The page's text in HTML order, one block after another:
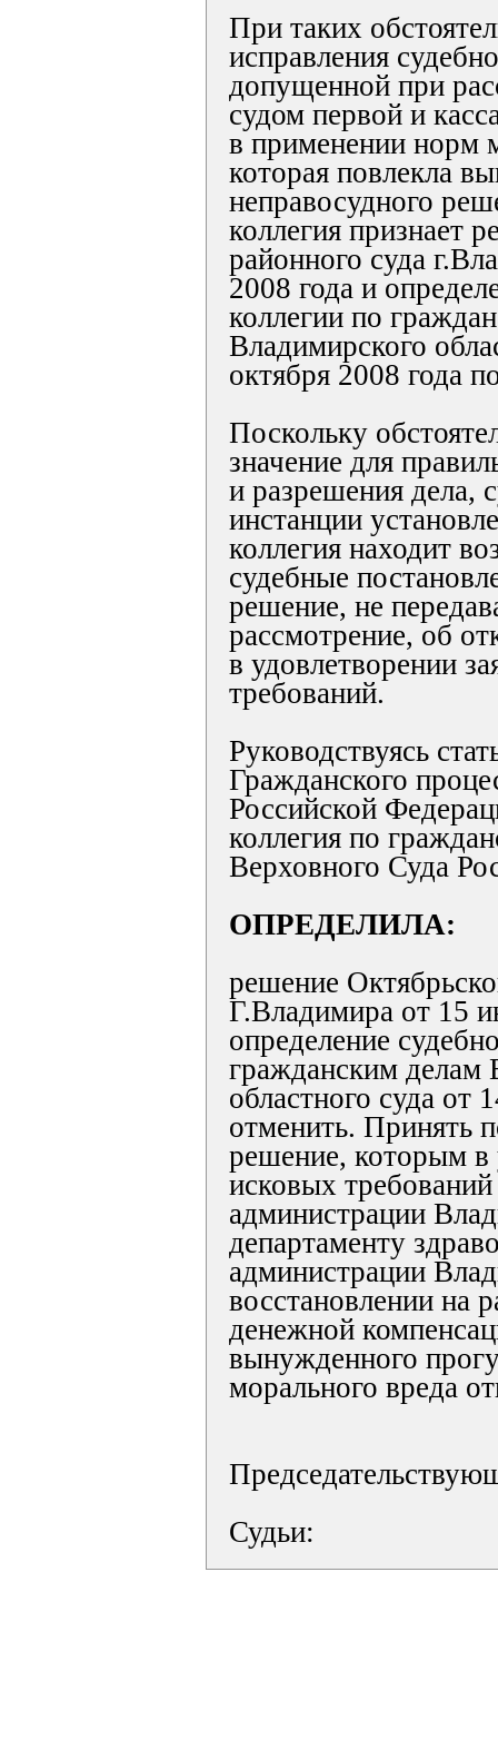
При таких
исправления
допущенной при
судом первой и
в применении норм
которая повлекла
неправосудного
коллегия признает
районного суда
2008 года и
коллегии по
Владимирского
октября 2008 года
Поскольку
значение для
и разрешения дела,
инстанции
коллегия находит
судебные
решение, не
рассмотрение, об
в удовлетворении
требований.
Руководствуясь
Гражданского
Российской
коллегия по
Верховного Суда
ОПРЕДЕЛИЛА:
решение
Г.Владимира от 15
определение
гражданским делам
областного суда от
отменить. Принять
решение, которым в
исковых
администрации
департаменту
администрации
восстановлении на
денежной
вынужденного
морального вреда
Судьи: